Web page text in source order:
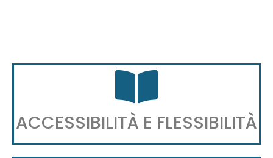
ACCESSIBILITÀ E FLESSIBILITÀ